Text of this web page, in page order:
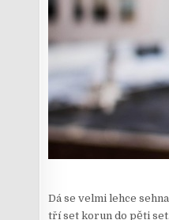
Dá se velmi lehce
tří set korun do pěti